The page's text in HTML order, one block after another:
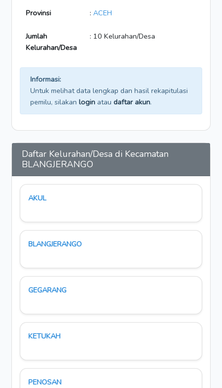
Provinsi : ACEH
Jumlah
Kelurahan/Desa
: 10 Kelurahan/Desa
Informasi:
Untuk melihat data lengkap dan hasil rekapitulasi
pemilu, silakan login atau daftar akun.
Daftar Kelurahan/Desa di Kecamatan
BLANGJERANGO
AKUL
BLANGJERANGO
GEGARANG
KETUKAH
PENOSAN